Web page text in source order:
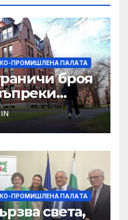
ПРОМИШЛЕНА ПАЛAТА
броя
на
ПРОМИШЛЕНА ПАЛAТА
света,